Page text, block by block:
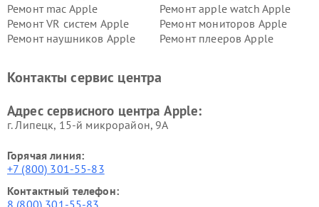
Ремонт mac Apple
Ремонт apple watch Apple
Ремонт VR систем Apple
Ремонт мониторов Apple
Ремонт наушников Apple
Ремонт плееров Apple
Контакты сервис центра
Адрес сервисного центра Apple:
г. Липецк, 15-й микрорайон, 9А
Горячая линия:
+7 (800) 301-55-83
Контактный телефон:
8 (800) 301-55-83